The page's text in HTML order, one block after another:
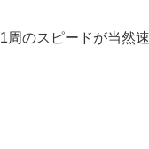
のスピードが当然